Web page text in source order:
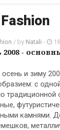
Fashion
/ by Natali -
-
и зиму
с
традиционной
камнями.